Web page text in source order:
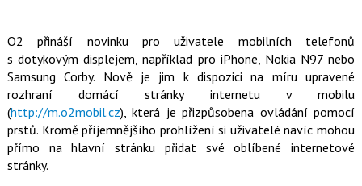
t n
a
F
a
e
b
o
k
n
a
s
í
t
X
O2 přináší novinku pro uživatele mobilních telefonů
s dotykovým displejem, například pro iPhone, Nokia N97 nebo
Samsung Corby. Nově je jim k dispozici na míru upravené
rozhraní domácí stránky internetu v mobilu
(http://m.o2mobil.cz), která je přizpůsobena ovládání pomocí
prstů. Kromě příjemnějšího prohlížení si uživatelé navíc mohou
přímo na hlavní stránku přidat své oblíbené internetové
stránky.